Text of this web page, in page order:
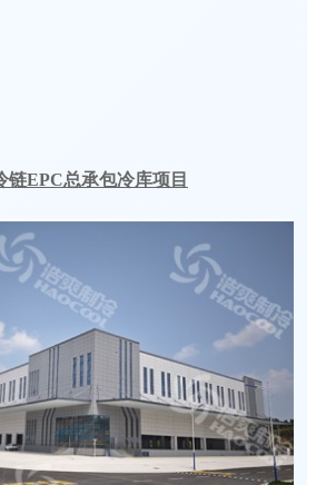
链EPC总承包冷库项目
冷库建造多少钱一个平方